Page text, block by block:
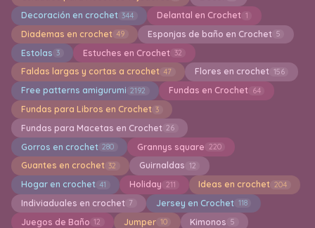
Decoración en crochet 344 Delantal en Crochet 1
Diademas en crochet 49 Esponjas de baño en Crochet 5
Estolas 3 Estuches en Crochet 32
Faldas largas y cortas a crochet 47 Flores en crochet 156
Free patterns amigurumi 2192 Fundas en Crochet 64
Fundas para Libros en Crochet 3
Fundas para Macetas en Crochet 26
Gorros en crochet 280 Grannys square 220
Guantes en crochet 32 Guirnaldas 12
Hogar en crochet 41 Holiday 211 Ideas en crochet 204
Indiviaduales en crochet 7 Jersey en Crochet 118
Juegos de Baño 12 Jumper 10 Kimonos 5